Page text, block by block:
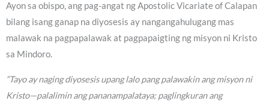
Ayon sa obispo, ang pag-angat ng Apostolic Vicariate of Calapan
bilang isang ganap na diyosesis ay nangangahulugang mas
malawak na pagpapalawak at pagpapaigting ng misyon ni Kristo
sa Mindoro.
“Tayo ay naging diyosesis upang lalo pang palawakin ang misyon ni
Kristo—palalimin ang pananampalataya; paglingkuran ang